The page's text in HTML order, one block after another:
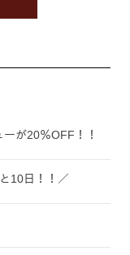
が20％OFF！！
10日！！／